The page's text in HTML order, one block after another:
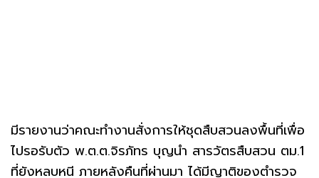
มีรายงานว่าคณะทำงานสั่งการให้ชุดสืบสวนลงพื้นที่เพื่อ
ไปรอรับตัว พ.ต.ต.จิรภัทร บุญนำ สารวัตรสืบสวน ตม.1
ที่ยังหลบหนี ภายหลังคืนที่ผ่านมา ได้มีญาติของตำรวจ